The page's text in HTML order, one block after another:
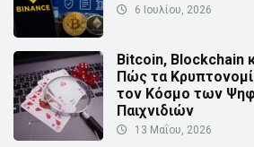
6 Ιουλίου, 2026
Bitcoin, Blockchain
Πώς τα
τον Κόσμο των
Παιχνιδιών
13 Μαΐου, 2026